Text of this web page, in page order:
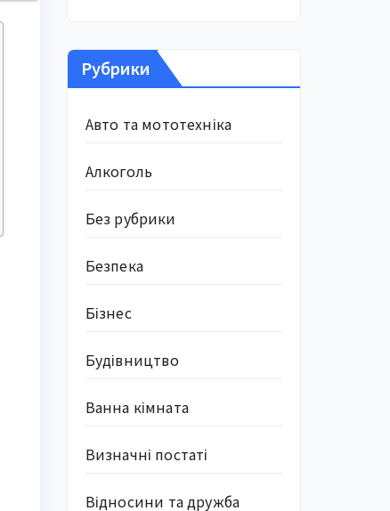
Рубрики
Авто та мототехніка
Алкоголь
Без рубрики
Безпека
Бізнес
Будівництво
Ванна кімната
Визначні постаті
Відносини та дружба